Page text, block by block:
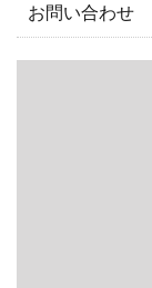
お問い合わせ